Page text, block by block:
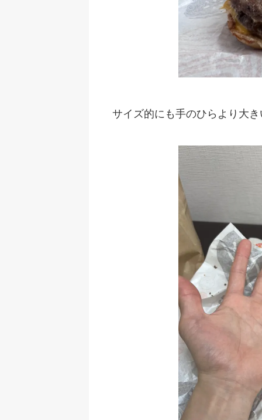
サイズ的にも手のひらより大